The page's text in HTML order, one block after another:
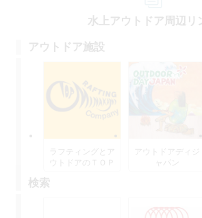
水上アウトドア周辺リ
アウトドア施設
ラフティングとア
ウトドアのＴＯＰ
アウトドアディジ
検索